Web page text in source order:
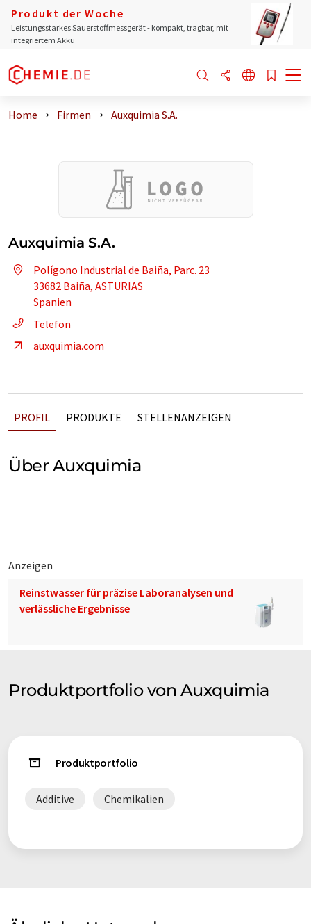
Produkt der Woche
Leistungsstarkes Sauerstoffmessgerät - kompakt, tragbar, mit
integriertem Akku
Home Firmen Auxquimia S.A.
Auxquimia S.A.
Polígono Industrial de Baiña, Parc. 23
33682 Baiña, ASTURIAS
Spanien
Telefon
auxquimia.com
PROFIL PRODUKTE STELLENANZEIGEN
Über Auxquimia
Anzeigen
Reinstwasser für präzise Laboranalysen und
verlässliche Ergebnisse
Produktportfolio von Auxquimia
Produktportfolio
Additive Chemikalien